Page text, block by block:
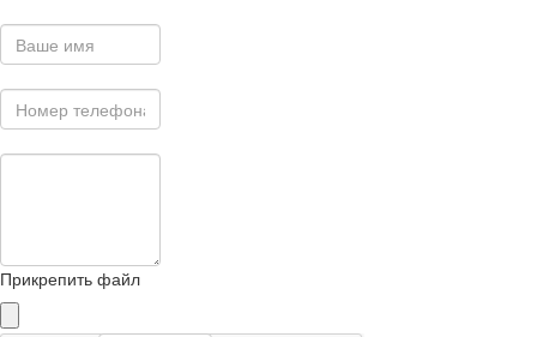
Прикрепить файл